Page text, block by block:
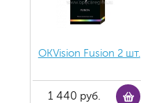
OKVision Fusion 2 шт.
1 440 руб.